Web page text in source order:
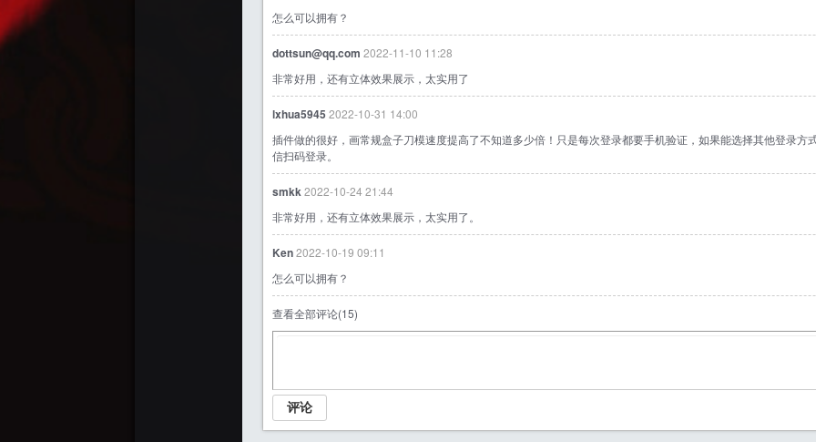
怎么可以拥有？
dottsun@qq.com 2022-11-10 11:28
非常好用，还有立体效果展示，太实用了
lxhua5945 2022-10-31 14:00
插件做的很好，画常规盒子刀模速度提高了不知道多少倍！只是每次登录都要手机验证，如果能选择其他登录方
信扫码登录。
smkk2022-10-24 21:44
非常好用，还有立体效果展示，太实用了。
Ken2022-10-19 09:11
怎么可以拥有？
查看全部评论(15)
评论